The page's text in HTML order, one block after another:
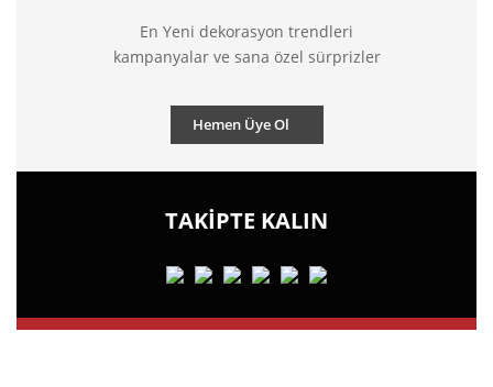
En Yeni dekorasyon trendleri
kampanyalar ve sana özel sürprizler
Hemen Üye Ol
TAKİPTE KALIN